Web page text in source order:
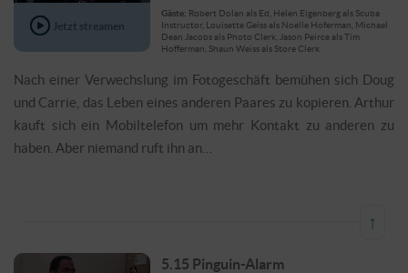
Jetzt streamen
Gäste: Robert Dolan als Ed, Helen Eigenberg als Scuba
Instructor, Louisette Geiss als Noelle Hoferman, Michael
Dean Jacobs als Photo Clerk, Jason Peirce als Tim
Hofferman, Shaun Weiss als Store Clerk
Nach einer Verwechslung im Fotogeschäft bemühen sich Doug
und Carrie, das Leben eines anderen Paares zu kopieren. Arthur
kauft sich ein Mobiltelefon um mehr Kontakt zu anderen zu
haben. Aber niemand ruft ihn an…
↑
5.15 Pinguin-Alarm